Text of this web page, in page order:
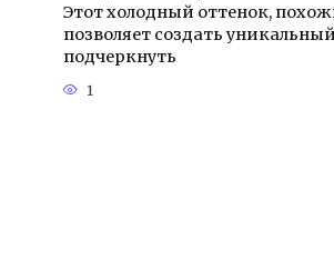
Этот холодный оттенок,
позволяет создать
подчеркнуть
1